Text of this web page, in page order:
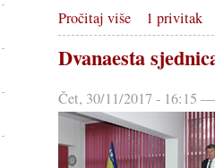
Pročitaj više
1 privitak
Dvanaesta
Čet, 30/11/2017 - 16:15